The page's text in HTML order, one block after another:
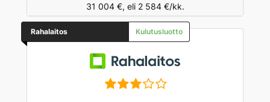
31 004 €, eli 2 584 €/kk.
Rahalaitos Kulutusluotto